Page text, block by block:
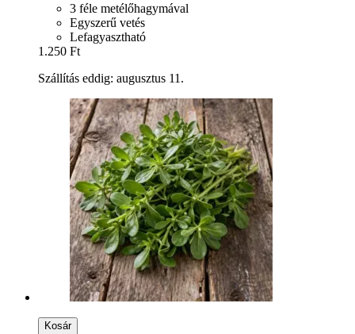
3 féle metélőhagymával
Egyszerű vetés
Lefagyasztható
1.250 Ft
Szállítás eddig: augusztus 11.
Kosár